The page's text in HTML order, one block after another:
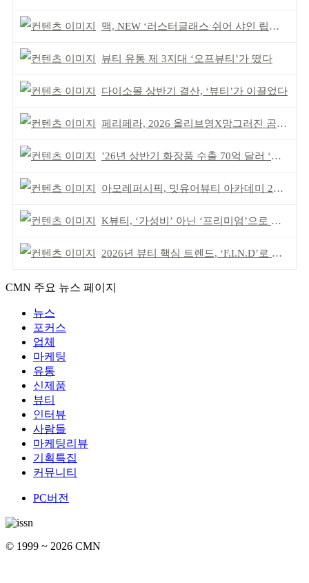
맥, NEW ‘러스터글래스 쉬어 샤인 립스틱’ 출시
뷰티 유통 제 3지대 ‘오프뷰티’가 떴다
다이소몰 상반기 결산, ‘뷰티’가 이끌었다
페리페라, 2026 올리브영X망그러진 곰 콜라보
’26년 상반기 화장품 수출 70억 달러 ‘역대 최고’
아모레퍼시픽, 밋유어뷰티 아카데미 2기 발대식
K뷰티, ‘가성비’ 아닌 ‘프리미엄’으로 승부걸어야
2026년 뷰티 핵심 트렌드, ‘F.I.N.D’로 읽는다
CMN 주요 뉴스 페이지
뉴스
포커스
업체
마케팅
유통
신제품
뷰티
인터뷰
사람들
마케팅리뷰
기획특집
커뮤니티
PC버전
© 1999 ~ 2026 CMN